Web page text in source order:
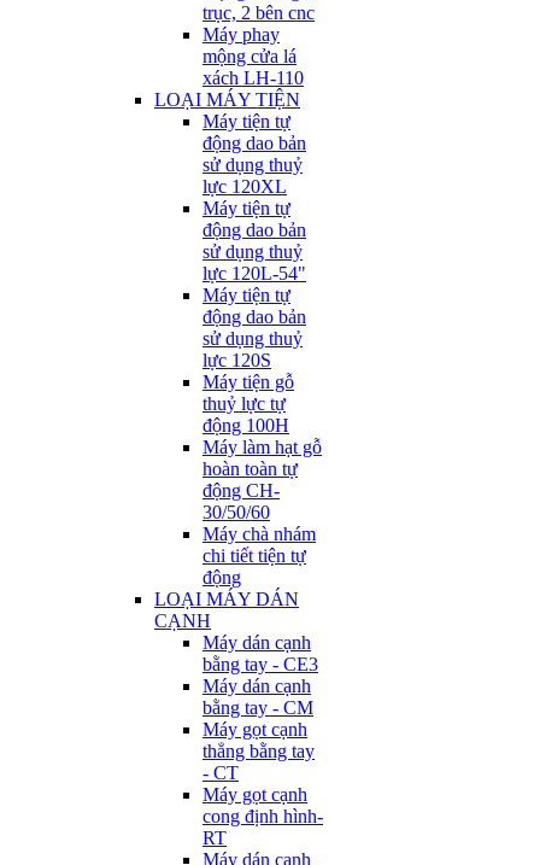
trục, 2 bên cnc
Máy phay
mộng cửa lá
xách LH-110
LOẠI MÁY TIỆN
Máy tiện tự
động dao bản
sử dụng thuỷ
lực 120XL
Máy tiện tự
động dao bản
sử dụng thuỷ
lực 120L-54"
Máy tiện tự
động dao bản
sử dụng thuỷ
lực 120S
Máy tiện gỗ
thuỷ lực tự
động 100H
Máy làm hạt gỗ
hoàn toàn tự
động CH-
30/50/60
Máy chà nhám
chi tiết tiện tự
động
LOẠI MÁY DÁN
CẠNH
Máy dán cạnh
bằng tay - CE3
Máy dán cạnh
bằng tay - CM
Máy gọt cạnh
thẳng bằng tay
- CT
Máy gọt cạnh
cong định hình-
RT
Máy dán cạnh